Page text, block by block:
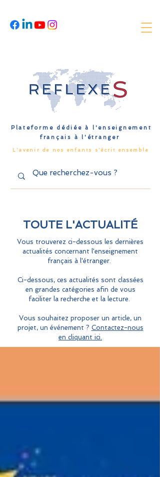
Plateforme dédiée à l'enseignement
français à l'étranger
L'avenir de nos enfants s'écrit ensemble
TOUTE L'ACTUALITÉ
Vous trouverez ci-dessous les dernières
actualités concernant l'enseignement
français à l'étranger.
Ci-dessous, ces actualités sont classées
en grandes catégories afin de vous
faciliter la recherche et la lecture.
Vous souhaitez proposer un article, un
projet, un événement ? Contactez-nous
en cliquant ici.